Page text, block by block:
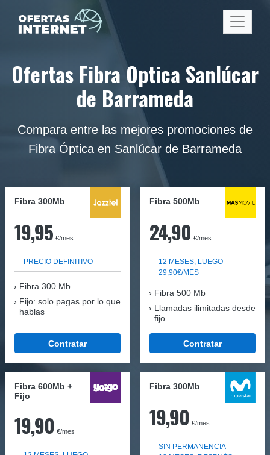
Ofertas Fibra Optica Sanlúcar
de Barrameda
Compara entre las mejores promociones de
Fibra Óptica en Sanlúcar de Barrameda
Fibra 300Mb
19,95 €/mes
PRECIO DEFINITIVO
Fibra 300 Mb
Fijo: solo pagas por lo que
hablas
Contratar
Fibra 500Mb
24,90 €/mes
12 MESES, LUEGO
29,90€/MES
Fibra 500 Mb
Llamadas ilimitadas desde
fijo
Contratar
Fibra 600Mb +
Fijo
19,90 €/mes
Fibra 300Mb
19,90 €/mes
SIN PERMANENCIA